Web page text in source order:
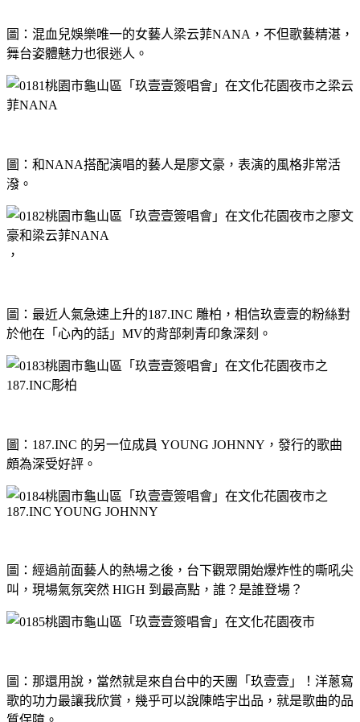
圖：混血兒娛樂唯一的女藝人梁云菲NANA，不但歌藝精湛，
舞台姿體魅力也很迷人。
圖：和NANA搭配演唱的藝人是廖文豪，表演的風格非常活
潑。
，
圖：最近人氣急速上升的187.INC 雕柏，相信玖壹壹的粉絲對
於他在「心內的話」MV的背部刺青印象深刻。
圖：187.INC 的另一位成員 YOUNG JOHNNY，發行的歌曲
頗為深受好評。
圖：經過前面藝人的熱場之後，台下觀眾開始爆炸性的嘶吼尖
叫，現場氣氛突然 HIGH 到最高點，誰？是誰登場？
圖：那還用說，當然就是來自台中的天團「玖壹壹」！洋蔥寫
歌的功力最讓我欣賞，幾乎可以說陳皓宇出品，就是歌曲的品